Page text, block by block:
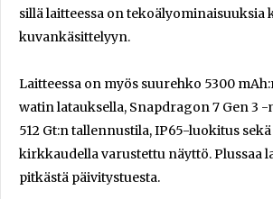
sillä laitteessa on tekoälyominaisuuksia
kuvankäsittelyyn.
Laitteessa on myös suurehko 5300
watin latauksella, Snapdragon 7 Gen 3
512 Gt:n tallennustila, IP65-luokitus
kirkkaudella varustettu näyttö. Plussaa
pitkästä päivitystuesta.